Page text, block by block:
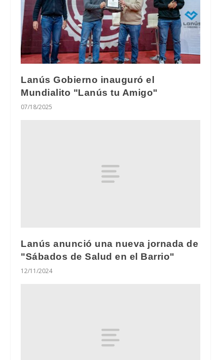
Lanús Gobierno inauguró el
Mundialito "Lanús tu Amigo"
07/18/2025
Lanús anunció una nueva jornada de
"Sábados de Salud en el Barrio"
12/11/2024